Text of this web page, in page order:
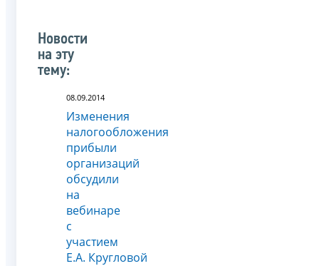
Новости
на эту
тему:
08.09.2014
Изменения
налогообложения
прибыли
организаций
обсудили
на
вебинаре
с
участием
Е.А. Кругловой